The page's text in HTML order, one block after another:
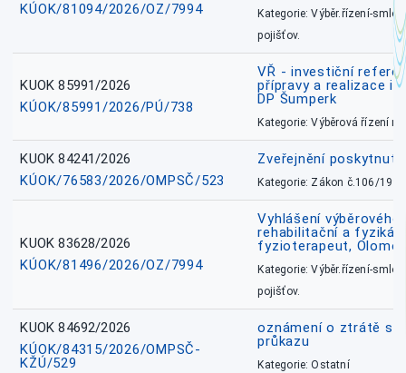
KÚOK/81094/2026/OZ/7994
Kategorie: Výběr.řízení-
pojišťov.
KUOK 85991/2026
KÚOK/85991/2026/PÚ/738
VŘ - investiční
přípravy a realizace
DP Šumperk
Kategorie: Výběrová řízení
KUOK 84241/2026
KÚOK/76583/2026/OMPSČ/523
Zveřejnění
Kategorie: Zákon č.106/1999
KUOK 83628/2026
KÚOK/81496/2026/OZ/7994
Vyhlášení
rehabilitační a
fyzioterapeut,
Kategorie: Výběr.řízení-
pojišťov.
KUOK 84692/2026
KÚOK/84315/2026/OMPSČ-
KŽÚ/529
oznámení o ztrátě
průkazu
Kategorie: Ostatní